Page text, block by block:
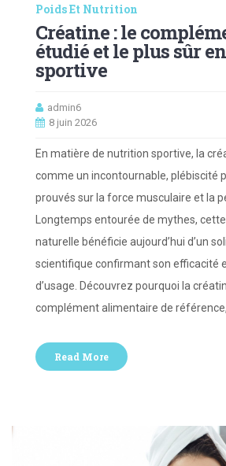
Poids Et Nutrition
Créatine : le
étudié et le plus sûr
sportive
admin6
8 juin 2026
En matière de nutrition sportive, la
comme un incontournable, plébiscité
prouvés sur la force musculaire et la
Longtemps entourée de mythes,
naturelle bénéficie aujourd’hui d’un
scientifique confirmant son efficacité
d’usage. Découvrez pourquoi la
complément alimentaire de référence,
Read More